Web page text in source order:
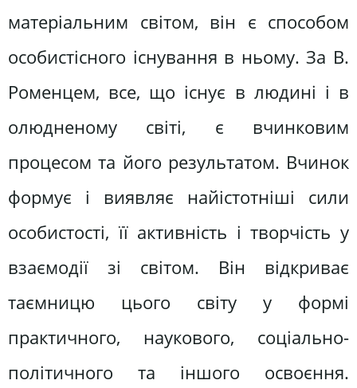
матеріальним світом, він є способом
особистісного існування в ньому. За В.
Роменцем, все, що існує в людині і в
олюдненому світі, є вчинковим
процесом та його результатом. Вчинок
формує і виявляє найістотніші сили
особистості, її активність і творчість у
взаємодії зі світом. Він відкриває
таємницю цього світу у формі
практичного, наукового, соціально-
політичного та іншого освоєння.